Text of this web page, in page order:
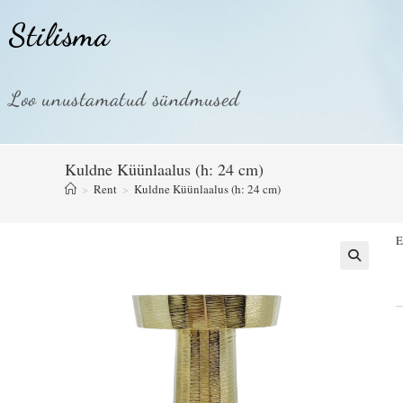
Stilisma
Loo unustamatud sündmused
Kuldne Küünlaalus (h: 24 cm)
> Rent > Kuldne Küünlaalus (h: 24 cm)